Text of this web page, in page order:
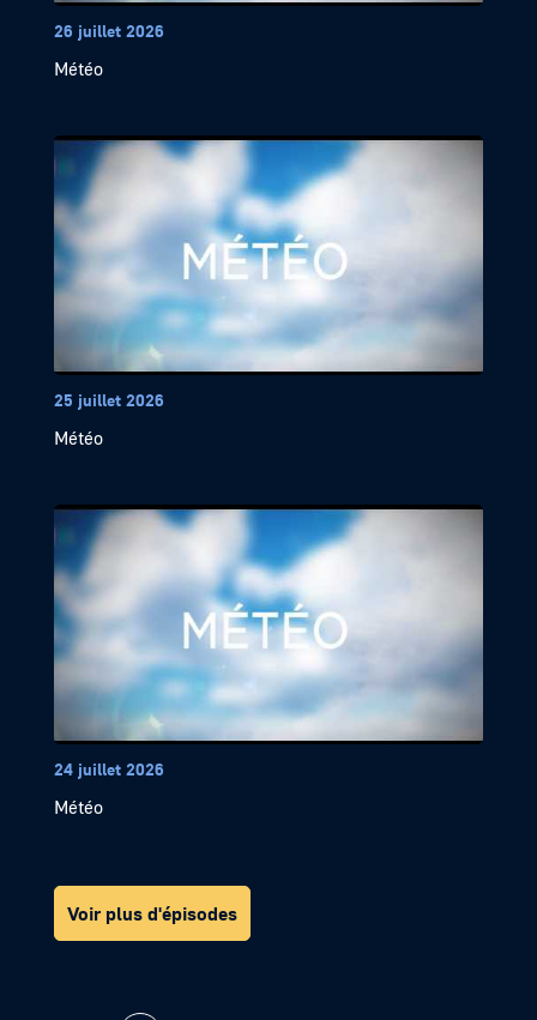
26 juillet 2026
Météo
25 juillet 2026
Météo
24 juillet 2026
Météo
Voir plus d'épisodes